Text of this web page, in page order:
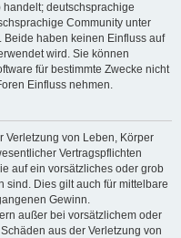
deutschsprachige
Community unter
Beide haben keinen Einfluss auf
wird. Sie können
für bestimmte Zwecke nicht
Einfluss nehmen.
Verletzung von Leben, Körper
Vertragspflichten
auf ein vorsätzliches oder grob
sind. Dies gilt auch für mittelbare
Gewinn.
außer bei vorsätzlichem oder
aus der Verletzung von